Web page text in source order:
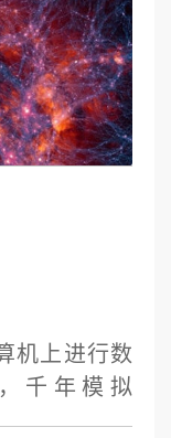
体环境中的
撞激发和电
的激发、电
机上进行数
千年模拟
现今在相关